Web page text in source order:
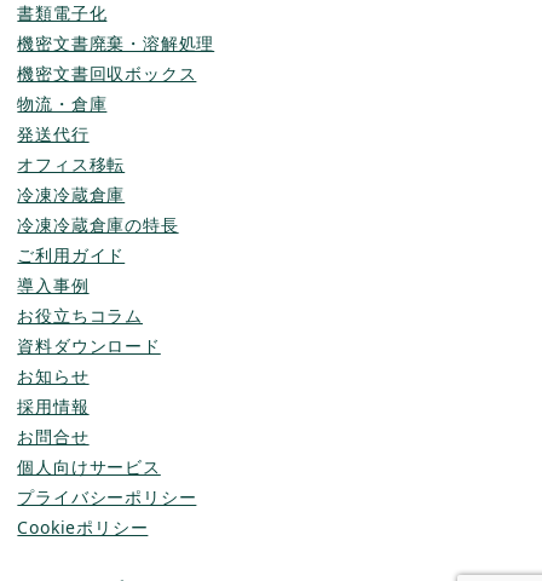
書類電子化
機密文書廃棄・溶解処理
機密文書回収ボックス
物流・倉庫
発送代行
オフィス移転
冷凍冷蔵倉庫
冷凍冷蔵倉庫の特長
ご利用ガイド
導入事例
お役立ちコラム
資料ダウンロード
お知らせ
採用情報
お問合せ
個人向けサービス
プライバシーポリシー
Cookieポリシー